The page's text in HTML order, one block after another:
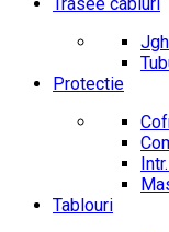
Protectie
Tablouri